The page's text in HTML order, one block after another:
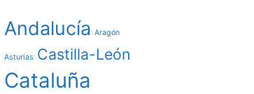
Andalucía Aragón
Asturias Castilla-León
Cataluña